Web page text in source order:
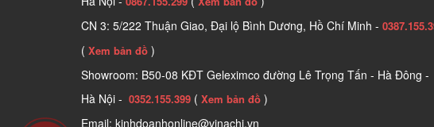
CN 3: 5/222 Thuận Giao, Đại lộ Bình Dương, Hồ Chí Minh -
( Xem bản đồ )
Showroom: B50-08 KĐT Geleximco đường Lê Trọng Tấn - Hà Đông -
Hà Nội - 0352.155.399 ( Xem bản đồ )
Email: kinhdoanhonline@vinachi.vn